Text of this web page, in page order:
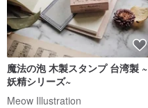
魔法の泡 木製スタンプ 台湾製 ~
妖精シリーズ~
Meow Illustration